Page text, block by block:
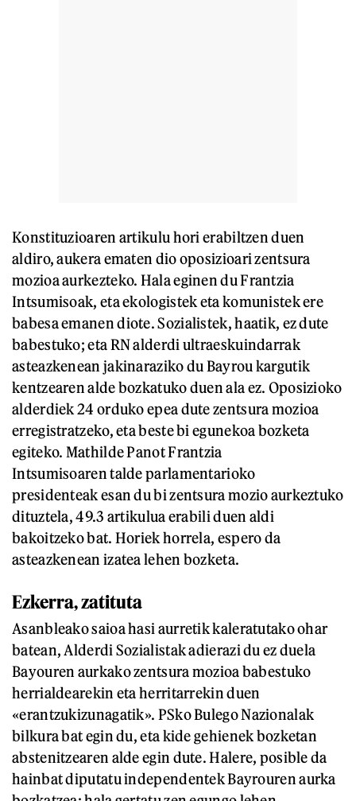
Konstituzioaren artikulu hori erabiltzen duen
aldiro, aukera ematen dio oposizioari zentsura
mozioa aurkezteko. Hala eginen du Frantzia
Intsumisoak, eta ekologistek eta komunistek ere
babesa emanen diote. Sozialistek, haatik, ez dute
babestuko; eta RN alderdi ultraeskuindarrak
asteazkenean jakinaraziko du Bayrou kargutik
kentzearen alde bozkatuko duen ala ez. Oposizioko
alderdiek 24 orduko epea dute zentsura mozioa
erregistratzeko, eta beste bi egunekoa bozketa
egiteko. Mathilde Panot Frantzia
Intsumisoaren talde parlamentarioko
presidenteak esan du bi zentsura mozio aurkeztuko
dituztela, 49.3 artikulua erabili duen aldi
bakoitzeko bat. Horiek horrela, espero da
asteazkenean izatea lehen bozketa.
Ezkerra, zatituta
Asanbleako saioa hasi aurretik kaleratutako ohar
batean, Alderdi Sozialistak adierazi du ez duela
Bayouren aurkako zentsura mozioa babestuko
herrialdearekin eta herritarrekin duen
«erantzukizunagatik». PSko Bulego Nazionalak
bilkura bat egin du, eta kide gehienek bozketan
abstenitzearen alde egin dute. Halere, posible da
hainbat diputatu independentek Bayrouren aurka